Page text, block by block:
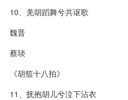
10、羌胡蹈舞兮共讴歌
魏晋
蔡琰
《胡笳十八拍》
11、抚抱胡儿兮泣下沾衣